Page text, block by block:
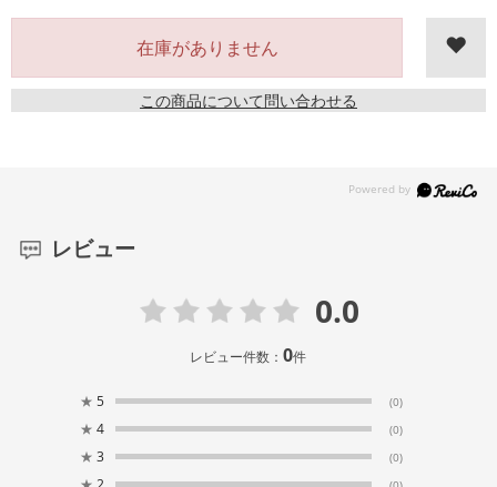
在庫がありません
この商品について問い合わせる
レビュー
0.0
レビュー件数：0件
★ 5 (0)
★ 4 (0)
★ 3 (0)